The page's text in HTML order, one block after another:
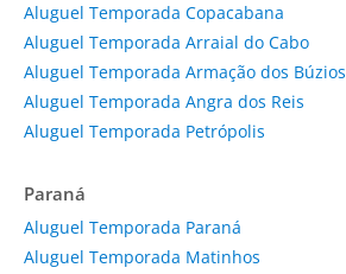
Aluguel Temporada Copacabana
Aluguel Temporada Arraial do Cabo
Aluguel Temporada Armação dos Búzios
Aluguel Temporada Angra dos Reis
Aluguel Temporada Petrópolis
Paraná
Aluguel Temporada Paraná
Aluguel Temporada Matinhos